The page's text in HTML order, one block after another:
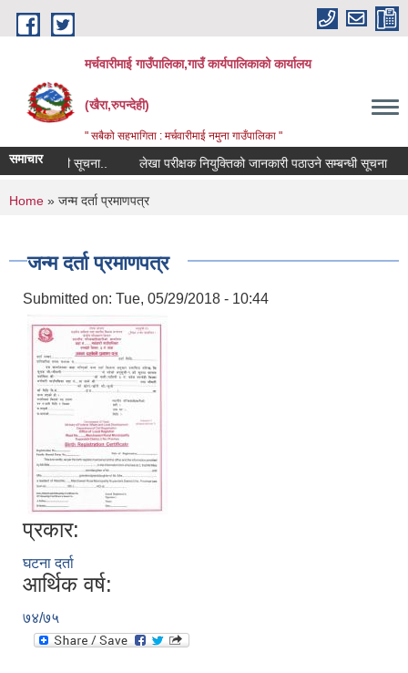
Skip to main content
मर्चवारीमाई गाउँपालिका,गाउँ कार्यपालिकाको कार्यालय
(खैरा,रुपन्देही)
" सबैको सहभागिता : मर्चवारीमाई नमुना गाउँपालिका "
समाचार
सम्बन्धी सूचना.. लेखा परीक्षक नियुक्तिको जानकारी पठाउने सम्बन्धी सूचना
You are here
Home » जन्म दर्ता प्रमाणपत्र
जन्म दर्ता प्रमाणपत्र
Submitted on: Tue, 05/29/2018 - 10:44
प्रकार:
घटना दर्ता
आर्थिक वर्ष:
७४/७५